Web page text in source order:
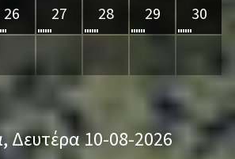
26 27 28 29
30
, Δευτέρα 10-08-2026